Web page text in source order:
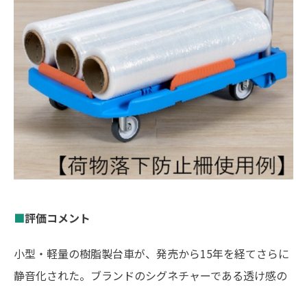
■評価コメント
小型・軽量の樹脂製台車が、発売から15年を経てさらに
静音化された。ブランドのシグネチャーである透け感の